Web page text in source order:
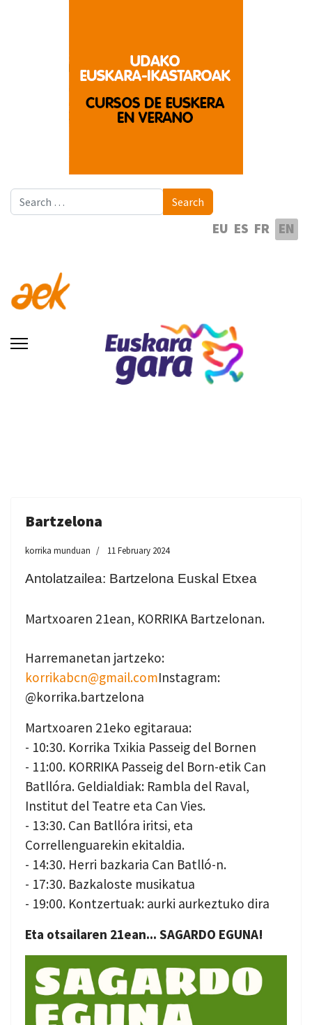
Search Search
EU ES FR EN
Bartzelona
korrika munduan 11 February 2024
Antolatzailea: Bartzelona Euskal Etxea
Martxoaren 21ean, KORRIKA Bartzelonan.
Harremanetan jartzeko:
korrikabcn@gmail.comInstagram:
@korrika.bartzelona
Martxoaren 21eko egitaraua:
- 10:30. Korrika Txikia Passeig del Bornen
- 11:00. KORRIKA Passeig del Born-etik Can
Batllóra. Geldialdiak: Rambla del Raval,
Institut del Teatre eta Can Vies.
- 13:30. Can Batllóra iritsi, eta
Correllenguarekin ekitaldia.
- 14:30. Herri bazkaria Can Batlló-n.
- 17:30. Bazkaloste musikatua
- 19:00. Kontzertuak: aurki aurkeztuko dira
Eta otsailaren 21ean... SAGARDO EGUNA!